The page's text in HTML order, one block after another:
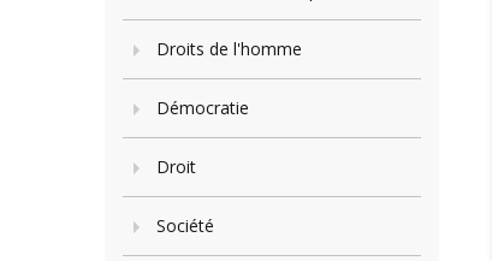
Droits de l'homme
Démocratie
Droit
Société